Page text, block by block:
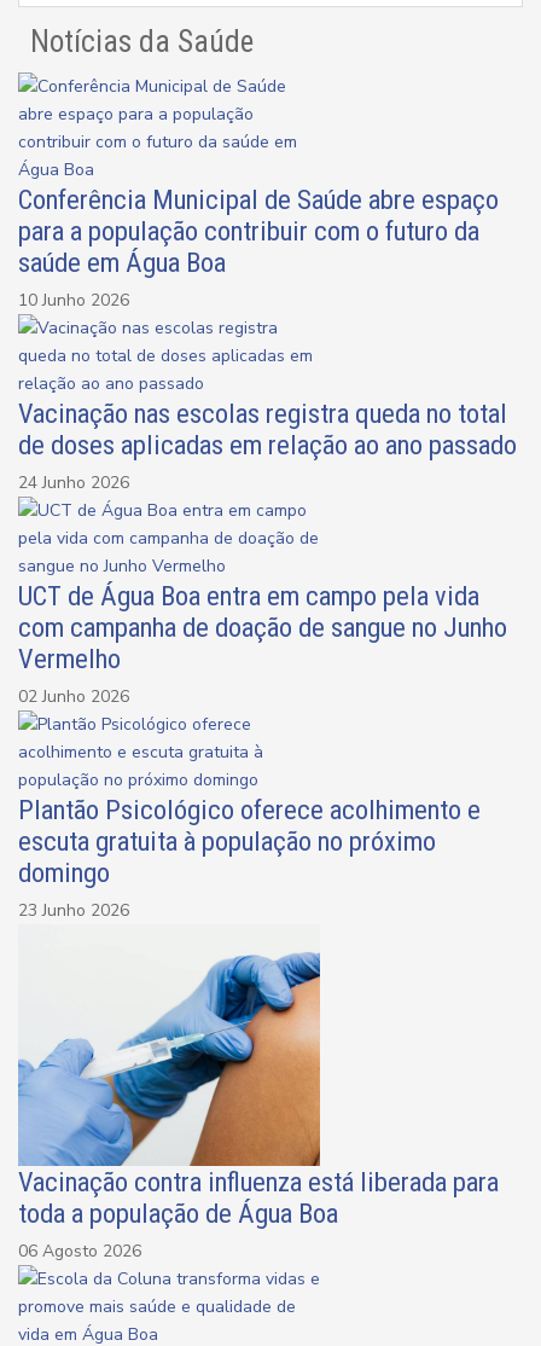
Notícias da Saúde
Conferência Municipal de Saúde abre espaço
para a população contribuir com o futuro da
saúde em Água Boa
10 Junho 2026
Vacinação nas escolas registra queda no total
de doses aplicadas em relação ao ano passado
24 Junho 2026
UCT de Água Boa entra em campo pela vida
com campanha de doação de sangue no Junho
Vermelho
02 Junho 2026
Plantão Psicológico oferece acolhimento e
escuta gratuita à população no próximo
domingo
23 Junho 2026
Vacinação contra influenza está liberada para
toda a população de Água Boa
06 Agosto 2026